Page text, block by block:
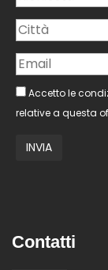
Accetto le
relative a questa
Contatti